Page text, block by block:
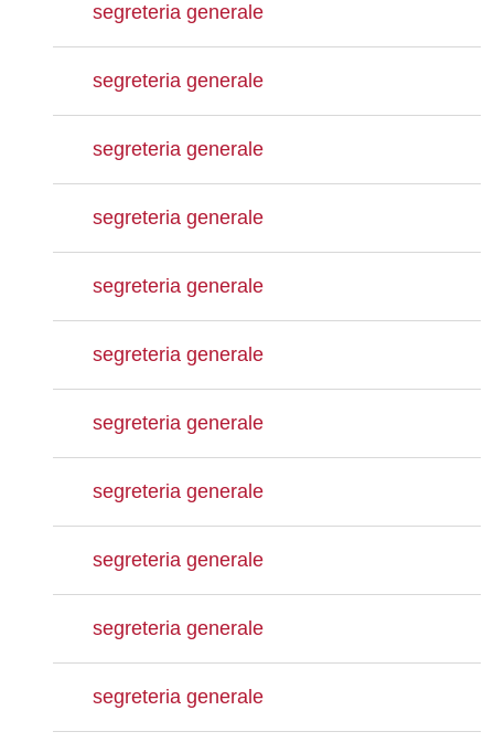
segreteria generale
segreteria generale
segreteria generale
segreteria generale
segreteria generale
segreteria generale
segreteria generale
segreteria generale
segreteria generale
segreteria generale
segreteria generale